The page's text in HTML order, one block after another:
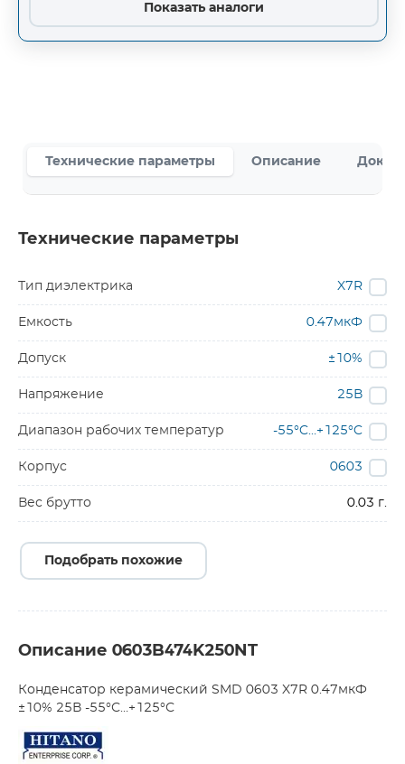
Показать аналоги
Технические параметры Описание
Технические параметры
Тип диэлектрика X7R
Емкость 0.47мкФ
Допуск ±10%
Напряжение 25В
Диапазон рабочих температур -55°C…+125°C
Корпус 0603
Вес брутто 0.03 г.
Подобрать похожие
Описание 0603B474K250NT
Конденсатор керамический SMD 0603 X7R 0.47мкФ
±10% 25В -55°С…+125°С